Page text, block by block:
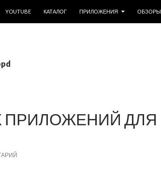
YOUTUBE КАТАЛОГ ПРИЛОЖЕНИЯ ОБЗОРЫ
ПРИЛОЖЕНИЙ ДЛЯ